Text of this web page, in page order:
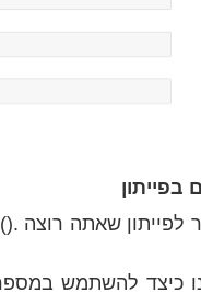
בפייתון
כיצד להשתמש